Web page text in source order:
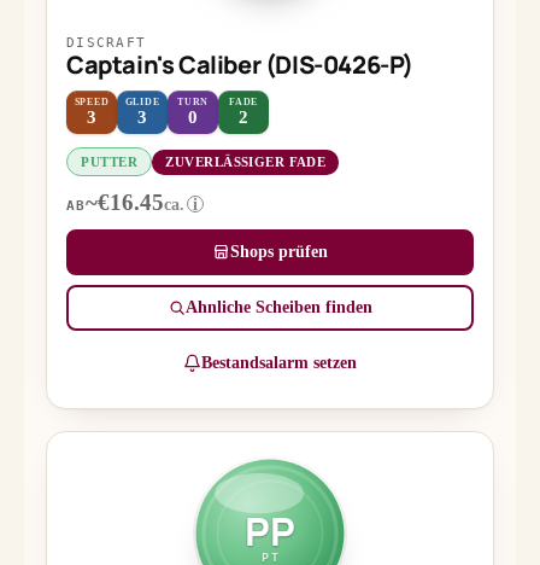
DISCRAFT
Captain's Caliber (DIS-0426-P)
SPEED
3
GLIDE
3
TURN
0
FADE
2
PUTTER ZUVERLÄSSIGER FADE
AB~€16.45ca. i
Shops prüfen
Ähnliche Scheiben finden
Bestandsalarm setzen
PP
PT